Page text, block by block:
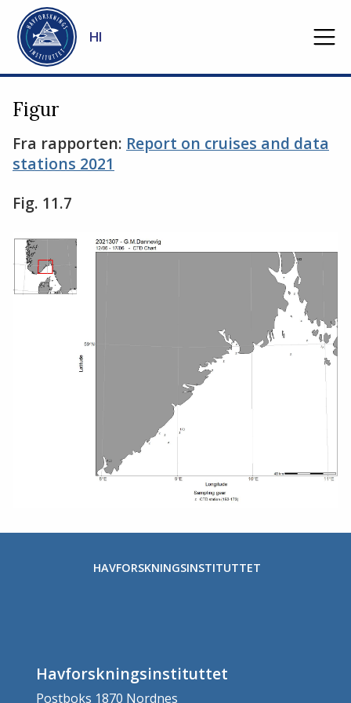
Gå til hovedinnhold
HI
Figur
Fra rapporten: Report on cruises and data
stations 2021
Fig. 11.7
HAVFORSKNINGSINSTITUTTET
Havforskningsinstituttet
Postboks 1870 Nordnes